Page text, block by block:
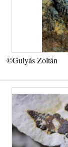
©Gulyás Zoltán